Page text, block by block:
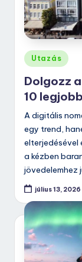
Posted
in
Utazás
Dolgozz
10
A digitális
egy trend,
a kézben
jövedelemhez
július 13, 2026